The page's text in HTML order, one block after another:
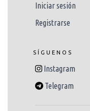
Iniciar sesión
Registrarse
SÍGUENOS
Instagram
Telegram